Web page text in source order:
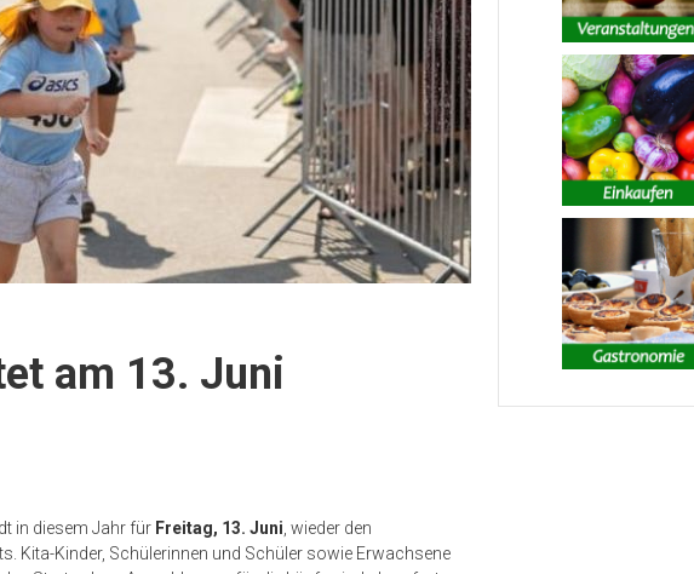
am 13. Juni
in diesem Jahr für Freitag, 13. Juni , wieder den
Kita-Kinder, Schülerinnen und Schüler sowie Erwachsene